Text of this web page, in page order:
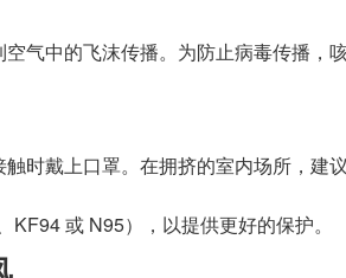
气中的飞沫传播。为防止病毒传播，
时戴上口罩。在拥挤的室内场所，建
或 N95），以提供更好的保护。